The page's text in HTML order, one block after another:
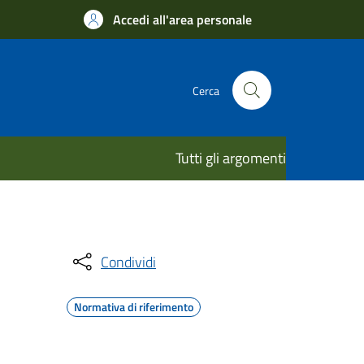
Accedi all'area personale
Cerca
Tutti gli argomenti
Condividi
Normativa di riferimento